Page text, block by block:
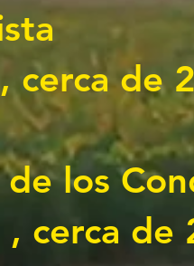
cerca de
los
, cerca de